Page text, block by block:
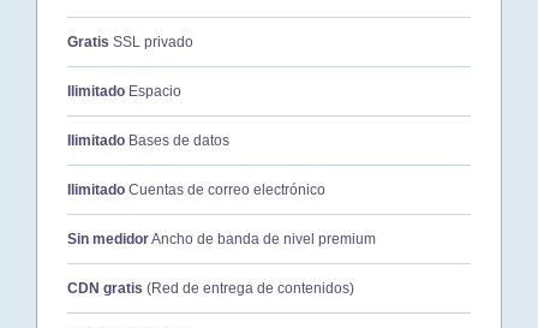
Gratis SSL privado
Ilimitado Espacio
Ilimitado Bases de datos
Ilimitado Cuentas de correo electrónico
Sin medidorAncho de banda de nivel premium
CDN gratis (Red de entrega de contenidos)